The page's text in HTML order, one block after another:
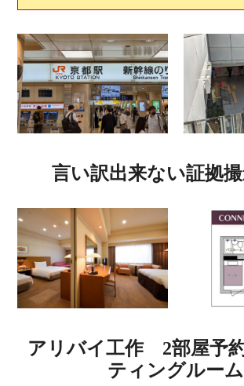
言い訳出来ない証拠
アリバイ工作 2部屋予
ティングルーム